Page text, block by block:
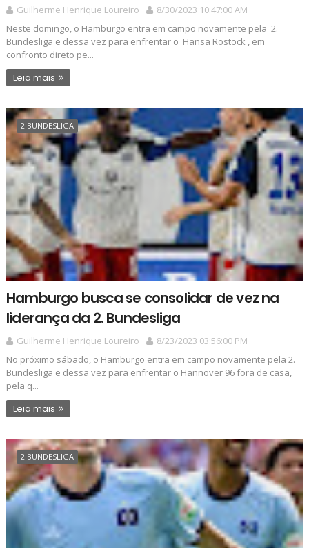
Guilherme Henrique Loureiro
8/30/2023 10:47:00 AM
Neste domingo, o Hamburgo entra em campo novamente pela 2.
Bundesliga e dessa vez para enfrentar o Hansa Rostock , em
confronto direto pe...
Leia mais
2.BUNDESLIGA
Hamburgo busca se consolidar de vez na
liderança da 2. Bundesliga
Guilherme Henrique Loureiro
8/23/2023 03:56:00 PM
No próximo sábado, o Hamburgo entra em campo novamente pela 2.
Bundesliga e dessa vez para enfrentar o Hannover 96 fora de casa,
pela q...
Leia mais
2.BUNDESLIGA